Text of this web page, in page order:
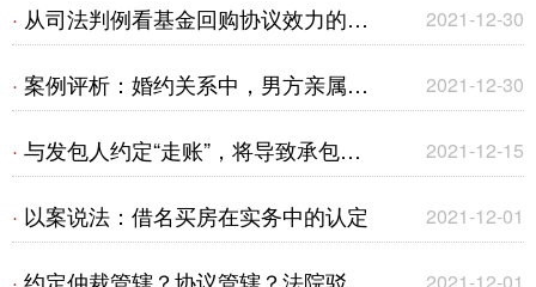
· 从司法判例看基金回购协议效力的认
定
2021-12-30
· 案例评析：婚约关系中，男方亲属给
女方的转账并不一定系借款
2021-12-30
· 与发包人约定“走账”，将导致承包人
建设工程价款优先受偿权的丧失——
2021-12-15
· 以案说法：借名买房在实务中的认定 2021-12-01
约定仲裁管辖？协议管辖？法院驳回
2021-12-01